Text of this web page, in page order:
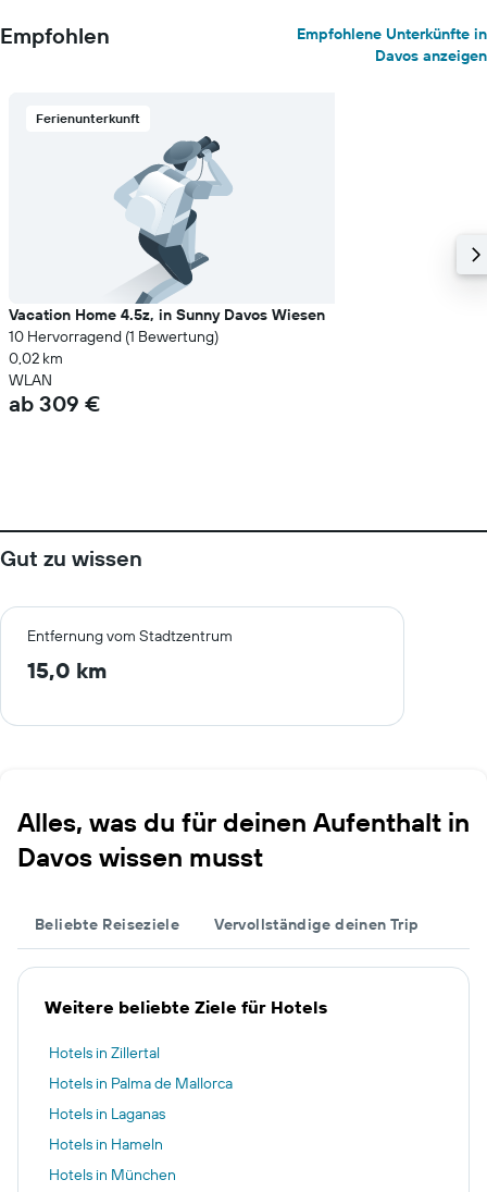
Empfohlen
Empfohlene Unterkünfte in
Davos anzeigen
Ferienunterkunft
Vacation Home 4.5z, in Sunny Davos Wiesen
10 Hervorragend (1 Bewertung)
0,02 km
WLAN
ab 309 €
Gut zu wissen
Entfernung vom Stadtzentrum
15,0 km
Alles, was du für deinen Aufenthalt in
Davos wissen musst
Beliebte Reiseziele Vervollständige deinen Trip
Weitere beliebte Ziele für Hotels
Hotels in Zillertal
Hotels in Palma de Mallorca
Hotels in Laganas
Hotels in Hameln
Hotels in München